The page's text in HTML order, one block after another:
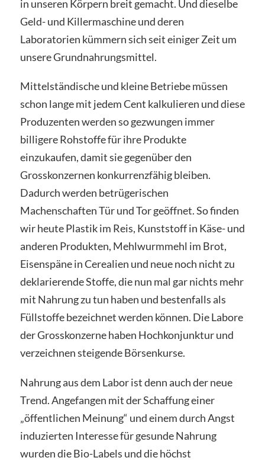
in unseren Körpern breit gemacht. Und dieselbe
Geld- und Killermaschine und deren
Laboratorien kümmern sich seit einiger Zeit um
unsere Grundnahrungsmittel.
Mittelständische und kleine Betriebe müssen
schon lange mit jedem Cent kalkulieren und diese
Produzenten werden so gezwungen immer
billigere Rohstoffe für ihre Produkte
einzukaufen, damit sie gegenüber den
Grosskonzernen konkurrenzfähig bleiben.
Dadurch werden betrügerischen
Machenschaften Tür und Tor geöffnet. So finden
wir heute Plastik im Reis, Kunststoff in Käse- und
anderen Produkten, Mehlwurmmehl im Brot,
Eisenspäne in Cerealien und neue noch nicht zu
deklarierende Stoffe, die nun mal gar nichts mehr
mit Nahrung zu tun haben und bestenfalls als
Füllstoffe bezeichnet werden können. Die Labore
der Grosskonzerne haben Hochkonjunktur und
verzeichnen steigende Börsenkurse.
Nahrung aus dem Labor ist denn auch der neue
Trend. Angefangen mit der Schaffung einer
„öffentlichen Meinung“ und einem durch Angst
induzierten Interesse für gesunde Nahrung
wurden die Bio-Labels und die höchst